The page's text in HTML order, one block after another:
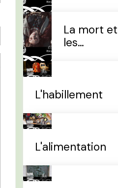
La mort et
les
L'habillement
L'alimentation